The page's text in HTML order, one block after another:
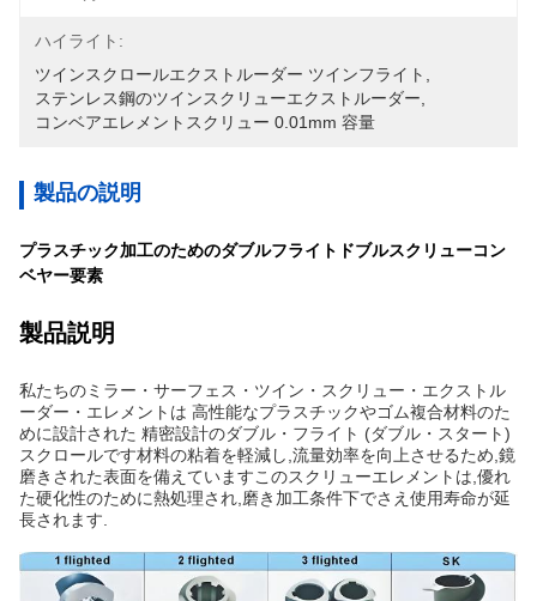
ハイライト:
ツインスクロールエクストルーダー ツインフライト
ステンレス鋼のツインスクリューエクストルーダー
コンベアエレメントスクリュー 0.01mm 容量
製品の説明
プラスチック加工のためのダブルフライトドブルスクリューコン
ベヤー要素
製品説明
私たちのミラー・サーフェス・ツイン・スクリュー・エクストル
ーダー・エレメントは 高性能なプラスチックやゴム複合材料のた
めに設計された 精密設計のダブル・フライト (ダブル・スタート)
スクロールです材料の粘着を軽減し,流量効率を向上させるため,鏡
磨きされた表面を備えていますこのスクリューエレメントは,優れ
た硬化性のために熱処理され,磨き加工条件下でさえ使用寿命が延
長されます.